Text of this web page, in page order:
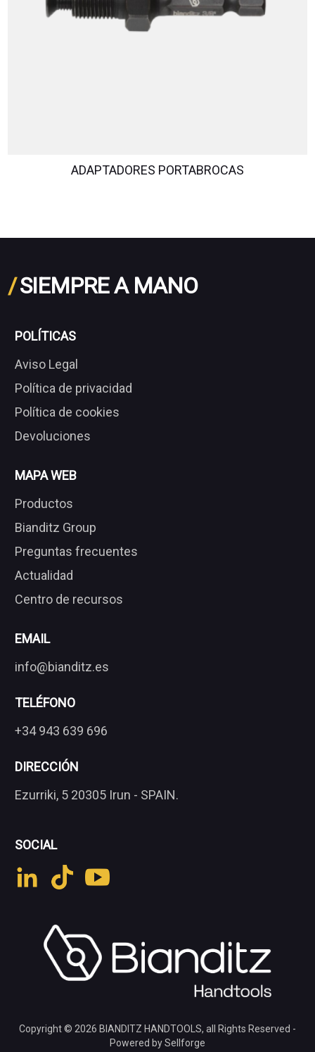
ADAPTADORES PORTABROCAS
/SIEMPRE A MANO
POLÍTICAS
Aviso Legal
Política de privacidad
Política de cookies
Devoluciones
MAPA WEB
Productos
Bianditz Group
Preguntas frecuentes
Actualidad
Centro de recursos
EMAIL
info@bianditz.es
TELÉFONO
+34 943 639 696
DIRECCIÓN
Ezurriki, 5 20305 Irun - SPAIN.
SOCIAL
Copyright © 2026 BIANDITZ HANDTOOLS, all Rights Reserved -
Powered by Sellforge